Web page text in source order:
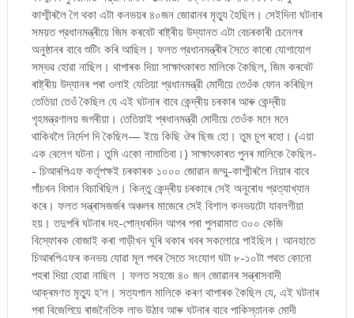
কাশ্মীৰলৈ গৈ থকা এটা কনভয়ৰ ৪০জন জোৱানৰ মৃত্যু হৈছিল। সেইদিনা ঘটনাৰ
সময়ত প্রধানমন্ত্ৰীয়ে জিম কৰবেট ৰাষ্ট্ৰীয় উদ্যানত এটা বেচৰকাৰী চেনেলৰ
অনুষ্ঠানৰ বাবে শুটিং কৰি আছিল। ফলত প্রধানমন্ত্ৰীৰ সৈতে কাৰো যোগাযোগ
সম্ভৱ হোৱা নাছিল। থাপাৰক দিয়া সাক্ষাৎকাৰত মালিকে কৈছিল, জিম কৰবেট
ৰাষ্ট্ৰীয় উদ্যানৰ পৰা ওলাই যেতিয়া প্রধানমন্ত্রী মোদীয়ে তেওঁক ফোন কৰিছিল
তেতিয়া তেওঁ কৈছিল যে এই ঘটনাৰ বাবে কেন্দ্ৰীয় চৰকাৰ আৰু কেন্দ্ৰীয়
গৃহমন্ত্রণালয় জগৰীয়া। তেতিয়াই প্ৰধানমন্ত্রী মোদীয়ে তেওঁক মনে মনে
থাকিবলৈ নিৰ্দেশ দি কৈছিল— ইয়ে কিছি ঔৰ ছিজ হো। তুম চুপ ৰহো। (এয়া
এক বেলেগ ঘটনা। তুমি একো নামাতিবা।) সাক্ষাৎকাৰত পুনৰ মালিকে কৈছিল-
- চিআৰপিএফ কর্তৃপক্ষই চৰকাৰক ১০০০ জোৱান জম্মু-কাশ্মীৰলৈ নিয়াৰ বাবে
পাঁচখন বিমান বিচাৰিছিল। কিন্তু কেন্দ্ৰীয় চৰকাৰে সেই অনুৰোধ প্রত্যাখ্যান
কৰে। ফলত সন্ত্ৰাসজৰ্জৰ অঞ্চলৰ মাজেৰে সেই বিশাল কনভয়টো যাবলগীয়া
হয়। তদুপৰি ঘটনাৰ দহ-পোন্ধৰদিন আগৰ পৰা পুলৱামাত ৩০০ কেজি
বিস্ফোৰক বোজাই কৰা গাড়ীখন ঘূৰি থকাৰ খবৰ সকলোৱে পাইছিল। আনহাতে
চিআৰপিএফৰ কনভয় যোৱা মূল পথৰ সৈতে সংযোগ ঘটা ৮-১০টা পথত কোনো
পহৰা দিয়া হোৱা নাছিল । ফলত সহজে ৪০ জন জোৱানৰ সন্ত্ৰাসবাদী
আক্ৰমণত মৃত্যু হ'ল। সত্যপাল মালিকে কৰণ থাপাৰক কৈছিল যে, এই ঘটনাৰ
পৰা বিজেপিয়ে ৰাজনৈতিক লাভ উঠাব আৰু ঘটনাৰ বাবে পাকিস্তানক মোদী